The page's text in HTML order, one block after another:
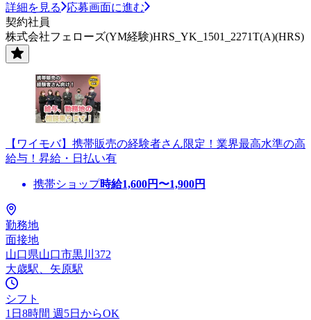
詳細を見る
応募画面に進む
契約社員
株式会社フェローズ(YM経験)HRS_YK_1501_2271T(A)(HRS)
【ワイモバ】携帯販売の経験者さん限定！業界最高水準の高
給与！昇給・日払い有
携帯ショップ時給1,600円〜1,900円
勤務地
面接地
山口県山口市黒川372
大歳駅、矢原駅
シフト
1日8時間 週5日からOK